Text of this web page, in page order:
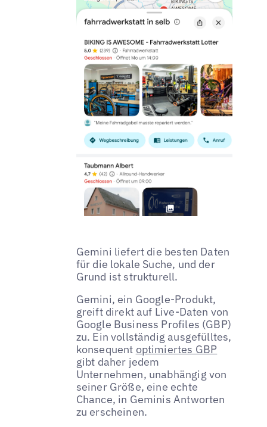
Gemini liefert die besten Daten
für die lokale Suche, und der
Grund ist strukturell.
Gemini, ein Google-Produkt,
greift direkt auf Live-Daten von
Google Business Profiles (GBP)
zu. Ein vollständig ausgefülltes,
konsequent optimiertes GBP
gibt daher jedem
Unternehmen, unabhängig von
seiner Größe, eine echte
Chance, in Geminis Antworten
zu erscheinen.